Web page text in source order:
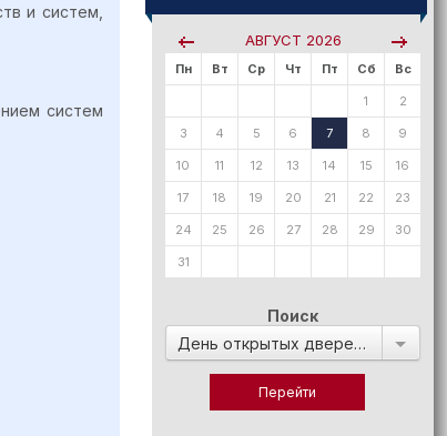
и систем,
систем
АВГУСТ 2026
Пн Вт Ср Чт Пт Сб Вс
1 2
3 4 5 6 7 8 9
10 11 12 13 14 15 16
17 18 19 20 21 22 23
24 25 26 27 28 29 30
31
Поиск
День открытых дверей в: